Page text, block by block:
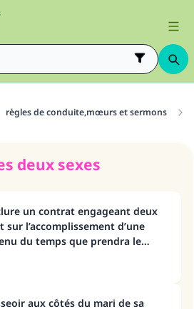
règles de conduite,mœurs et sermons
deux sexes
un contrat engageant deux
l’accomplissement d’une
du temps que prendra le
aux côtés du mari de sa